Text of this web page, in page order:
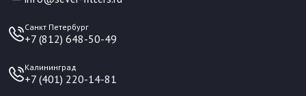
Санкт Петербург
+7 (812) 648-50-49
Калининград
+7 (401) 220-14-81